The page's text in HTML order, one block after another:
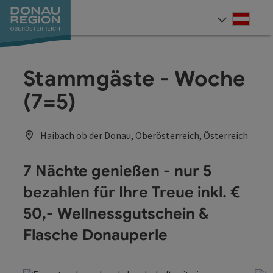
Zum Inhalt
Zur Navigation
Zum Seitenanfang
Zur Kontaktseite
Zum Impressum
Zur Startseite
Stammgäste - Woche
(7=5)
Haibach ob der Donau, Oberösterreich, Österreich
7 Nächte genießen - nur 5
bezahlen für Ihre Treue inkl. €
50,- Wellnessgutschein &
Flasche Donauperle